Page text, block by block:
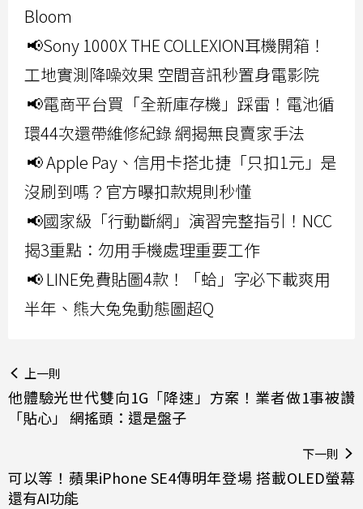
Bloom
📢Sony 1000X THE COLLEXION耳機開箱！
工地實測降噪效果 空間音訊秒置身電影院
📢電商平台買「全新庫存機」踩雷！電池循
環44次還帶維修紀錄 網揭無良賣家手法
📢 Apple Pay、信用卡搭北捷「只扣1元」是
沒刷到嗎？官方曝扣款規則秒懂
📢國家級「行動斷網」演習完整指引！NCC
揭3重點：勿用手機處理重要工作
📢 LINE免費貼圖4款！「蛤」字必下載爽用
半年、熊大兔兔動態圖超Q
上一則
他體驗光世代雙向1G「降速」方案！業者做1事被讚
「貼心」 網搖頭：還是盤子
下一則
可以等！蘋果iPhone SE4傳明年登場 搭載OLED螢幕
還有AI功能